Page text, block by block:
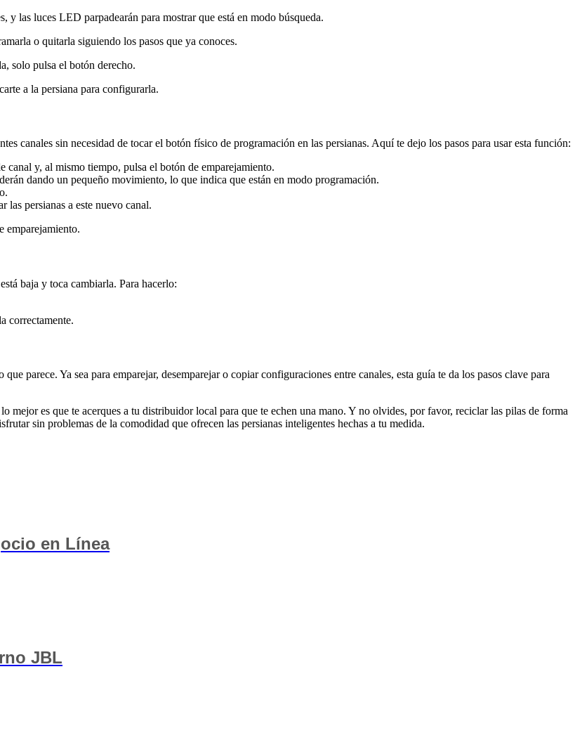
y las luces LED parpadearán para mostrar que está en modo búsqueda.
o quitarla siguiendo los pasos que ya conoces.
solo pulsa el botón derecho.
a la persiana para configurarla.
canales sin necesidad de tocar el botón físico de programación en las persianas. Aquí te dejo los pasos para usar esta función:
canal y, al mismo tiempo, pulsa el botón de emparejamiento.
dando un pequeño movimiento, lo que indica que están en modo programación.
las persianas a este nuevo canal.
emparejamiento.
baja y toca cambiarla. Para hacerlo:
correctamente.
parece. Ya sea para emparejar, desemparejar o copiar configuraciones entre canales, esta guía te da los pasos clave para
mejor es que te acerques a tu distribuidor local para que te echen una mano. Y no olvides, por favor, reciclar las pilas de forma
sin problemas de la comodidad que ofrecen las persianas inteligentes hechas a tu medida.
en Línea
JBL